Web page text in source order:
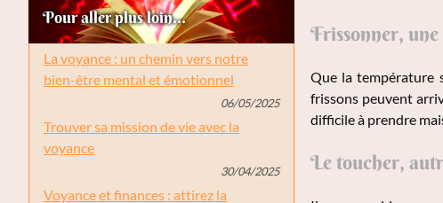
Pour aller plus loin...
La voyance : un chemin vers notre
bien-être mental et émotionnel
06/05/2025
Trouver sa mission de vie avec la
voyance
30/04/2025
Voyance et finances : attirez la
Frissonner,
Que la température
frissons peuvent
difficile à prendre
Le toucher,